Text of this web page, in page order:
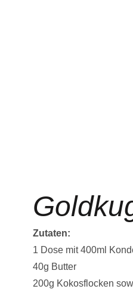
Zutaten:
1 Dose mit 400ml
40g Butter
200g Kokosflocken